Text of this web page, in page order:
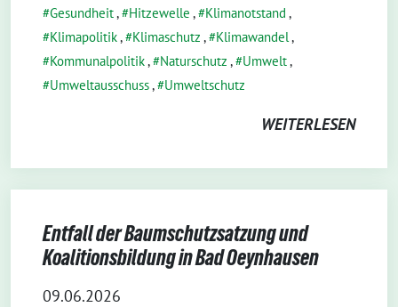
Gesundheit, Hitzewelle , Klimanotstand ,
Klimapolitik, Klimaschutz , Klimawandel,
Kommunalpolitik, Naturschutz , Umwelt,
Umweltausschuss, Umweltschutz
WEITERLESEN
Entfall der Baumschutzsatzung und
Koalitionsbildung in Bad Oeynhausen
09.06.2026